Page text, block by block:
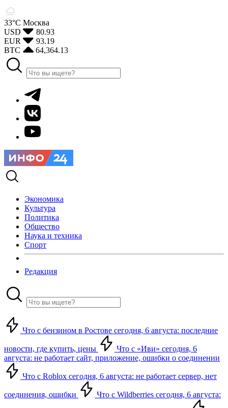
33°С Москва
USD
80.93
EUR
93.19
BTC
64,364.13
Экономика
Культура
Политика
Общество
Наука и техника
Спорт
Редакция
Что с бензином в Ростове сегодня, 6 августа: последние
новости, где купить, цены
Что с «Иви» сегодня, 6
августа: не работает сайт, приложение, ошибки о соединении
Что с Roblox сегодня, 6 августа: не работает сервер, нет
соединения, ошибки Что с Wildberries сегодня, 6 августа: